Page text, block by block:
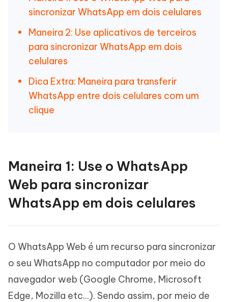
sincronizar WhatsApp em dois celulares
Maneira 2: Use aplicativos de terceiros
para sincronizar WhatsApp em dois
celulares
Dica Extra: Maneira para transferir
WhatsApp entre dois celulares com um
clique
Maneira 1: Use o WhatsApp
Web para sincronizar
WhatsApp em dois celulares
O WhatsApp Web é um recurso para sincronizar
o seu WhatsApp no computador por meio do
navegador web (Google Chrome, Microsoft
Edge, Mozilla etc...). Sendo assim, por meio de